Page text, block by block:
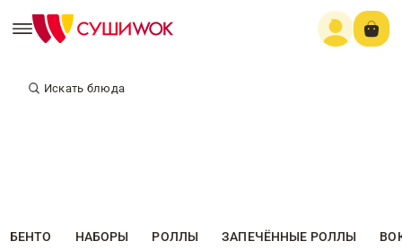
Искать блюда
БЕНТО НАБОРЫ РОЛЛЫ ЗАПЕЧЁННЫЕ РОЛЛЫ